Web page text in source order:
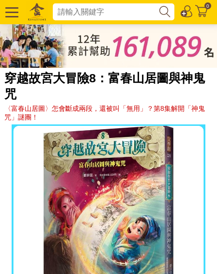
0
穿越故宮大冒險8：富春山居圖與神鬼
咒
〈富春山居圖〉怎會斷成兩段，還被叫「無用」？第8集解開「神鬼
咒」謎團！